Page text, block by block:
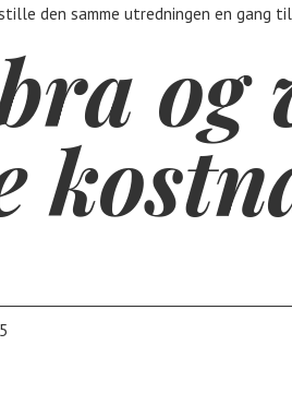
den samme utredningen en gang